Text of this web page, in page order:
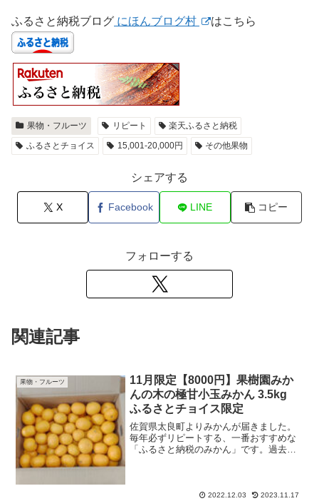
ふるさと納税ブログ にほんブログ村 はこちら
果物・フルーツ リピート
楽天ふるさと納税
ふるさとチョイス
15,001-20,000円 その他果物
シェアする
X Facebook LINE コピー
フォローする
関連記事
果物・フルーツ
11月限定【8000円】果樹園みか
んの木の極甘小玉みかん 3.5kg
ふるさとチョイス限定
佐賀県太良町よりみかんが届きました。
毎年必ずリピートする、一番おすすめな
「ふるさと納税のみかん」です。過去の
は、ふるさと納税に沢山...
2022.12.03 2023.11.17